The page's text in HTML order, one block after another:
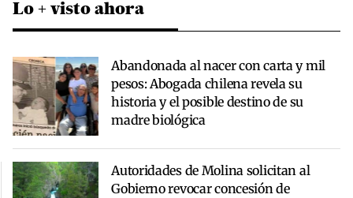
Lo + visto ahora
Abandonada al nacer con carta y mil
pesos: Abogada chilena revela su
historia y el posible destino de su
madre biológica
Autoridades de Molina solicitan al
Gobierno revocar concesión de